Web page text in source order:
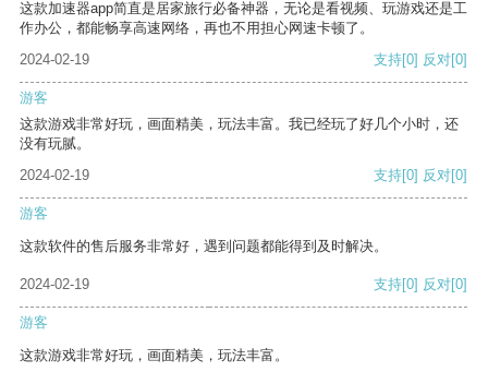
这款加速器app简直是居家旅行必备神器，无论是看视频、玩游戏还是工
作办公，都能畅享高速网络，再也不用担心网速卡顿了。
2024-02-19
支持[0] 反对[0]
游客
这款游戏非常好玩，画面精美，玩法丰富。我已经玩了好几个小时，还
没有玩腻。
2024-02-19
支持[0] 反对[0]
游客
这款软件的售后服务非常好，遇到问题都能得到及时解决。
2024-02-19 支持[0] 反对[0]
游客
这款游戏非常好玩，画面精美，玩法丰富。